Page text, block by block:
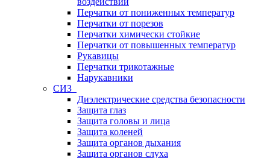
Перчатки от пониженных температур
Перчатки от порезов
Перчатки химически стойкие
Перчатки от повышенных температур
Рукавицы
Перчатки трикотажные
Нарукавники
СИЗ
Диэлектрические средства безопасности
Защита глаз
Защита головы и лица
Защита коленей
Защита органов дыхания
Защита органов слуха